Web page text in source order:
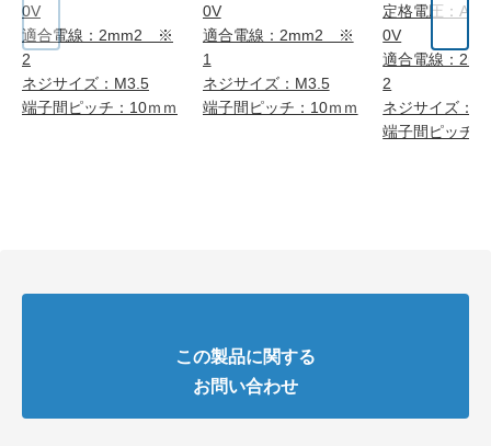
0V
適合電線：2mm2 ※
2
ネジサイズ：M3.5
端子間ピッチ：10ｍｍ
0V
適合電線：2mm2 ※
1
ネジサイズ：M3.5
端子間ピッチ：10ｍｍ
定格電圧：AC
0V
適合電線：
2
ネジサイズ：
端子間ピッチ
この製品に関する
お問い合わせ